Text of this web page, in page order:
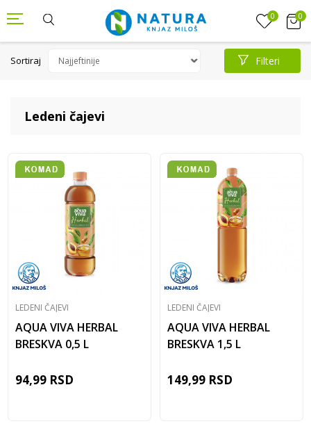
0 0
Ledeni čajevi
Sortiraj Filteri
LEDENI ČAJEVI
AQUA VIVA HERBAL
BRESKVA 0,5 L
94,99 RSD
LEDENI ČAJEVI
AQUA VIVA HERBAL
BRESKVA 1,5 L
149,99 RSD